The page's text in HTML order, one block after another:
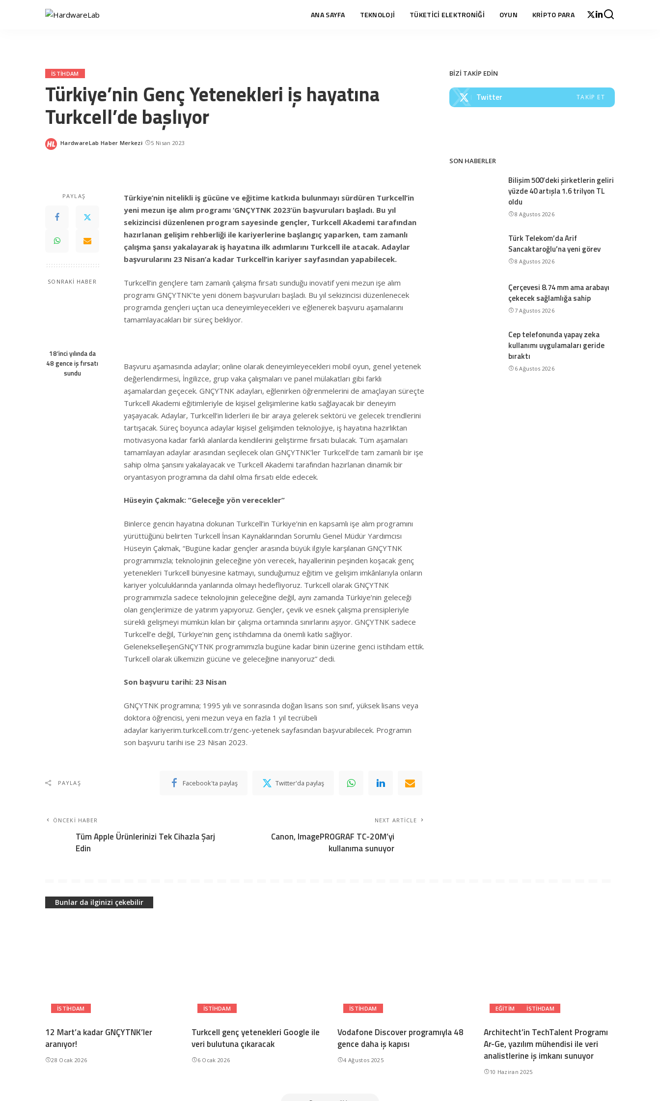
ANA SAYFA TEKNOLOJİ TÜKETİCİ ELEKTRONİĞİ OYUN KRİPTO PARA
ISTIHDAM
Türkiye’nin Genç Yetenekleri iş hayatına
Turkcell’de başlıyor
Posted
HardwareLab Haber Merkezi 5 Nisan 2023
PAYLAŞ
SONRAKİ HABER
18’inci yılında da
48 gence iş fırsatı
sundu
Türkiye’nin nitelikli iş gücüne ve eğitime katkıda bulunmayı sürdüren Turkcell’in
yeni mezun işe alım programı ‘GNÇYTNK 2023’ün başvuruları başladı. Bu yıl
sekizincisi düzenlenen program sayesinde gençler, Turkcell Akademi tarafından
hazırlanan gelişim rehberliği ile kariyerlerine başlangıç yaparken, tam zamanlı
çalışma şansı yakalayarak iş hayatına ilk adımlarını Turkcell ile atacak. Adaylar
başvurularını 23 Nisan’a kadar Turkcell’in kariyer sayfasından yapabilecek.
Turkcell’in gençlere tam zamanlı çalışma fırsatı sunduğu inovatif yeni mezun işe alım
programı GNÇYTNK’te yeni dönem başvuruları başladı. Bu yıl sekizincisi düzenlenecek
programda gençleri uçtan uca deneyimleyecekleri ve eğlenerek başvuru aşamalarını
tamamlayacakları bir süreç bekliyor.
Başvuru aşamasında adaylar; online olarak deneyimleyecekleri mobil oyun, genel yetenek
değerlendirmesi, İngilizce, grup vaka çalışmaları ve panel mülakatları gibi farklı
aşamalardan geçecek. GNÇYTNK adayları, eğlenirken öğrenmelerini de amaçlayan süreçte
Turkcell Akademi eğitimleriyle de kişisel gelişimlerine katkı sağlayacak bir deneyim
yaşayacak. Adaylar, Turkcell’in liderleri ile bir araya gelerek sektörü ve gelecek trendlerini
tartışacak. Süreç boyunca adaylar kişisel gelişimden teknolojiye, iş hayatına hazırlıktan
motivasyona kadar farklı alanlarda kendilerini geliştirme fırsatı bulacak. Tüm aşamaları
tamamlayan adaylar arasından seçilecek olan GNÇYTNK’ler Turkcell’de tam zamanlı bir işe
sahip olma şansını yakalayacak ve Turkcell Akademi tarafından hazırlanan dinamik bir
oryantasyon programına da dahil olma fırsatı elde edecek.
Hüseyin Çakmak: “Geleceğe yön verecekler”
Binlerce gencin hayatına dokunan Turkcell’in Türkiye’nin en kapsamlı işe alım programını
yürüttüğünü belirten Turkcell İnsan Kaynaklarından Sorumlu Genel Müdür Yardımcısı
Hüseyin Çakmak, “Bugüne kadar gençler arasında büyük ilgiyle karşılanan GNÇYTNK
programımızla; teknolojinin geleceğine yön verecek, hayallerinin peşinden koşacak genç
yetenekleri Turkcell bünyesine katmayı, sunduğumuz eğitim ve gelişim imkânlarıyla onların
kariyer yolculuklarında yanlarında olmayı hedefliyoruz. Turkcell olarak GNÇYTNK
programımızla sadece teknolojinin geleceğine değil, aynı zamanda Türkiye’nin geleceği
olan gençlerimize de yatırım yapıyoruz. Gençler, çevik ve esnek çalışma prensipleriyle
sürekli gelişmeyi mümkün kılan bir çalışma ortamında sınırlarını aşıyor. GNÇYTNK sadece
Turkcell’e değil, Türkiye’nin genç istihdamına da önemli katkı sağlıyor.
GelenekselleşenGNÇYTNK programımızla bugüne kadar binin üzerine genci istihdam ettik.
Turkcell olarak ülkemizin gücüne ve geleceğine inanıyoruz” dedi.
Son başvuru tarihi: 23 Nisan
GNÇYTNK programına; 1995 yılı ve sonrasında doğan lisans son sınıf, yüksek lisans veya
doktora öğrencisi, yeni mezun veya en fazla 1 yıl tecrübeli
adaylar kariyerim.turkcell.com.tr/genc-yetenek sayfasından başvurabilecek. Programın
son başvuru tarihi ise 23 Nisan 2023.
PAYLAŞ Facebook'ta paylaş Twitter'da paylaş
ÖNCEKI HABER
Tüm Apple Ürünlerinizi Tek Cihazla Şarj
Edin
NEXT ARTICLE
Canon, ImagePROGRAF TC-20M’yi
kullanıma sunuyor
BİZİ TAKİP EDİN
Twitter TAKIP ET
SON HABERLER
Bilişim 500’deki şirketlerin geliri
yüzde 40 artışla 1.6 trilyon TL
oldu
8 Ağustos 2026
Türk Telekom’da Arif
Sancaktaroğlu’na yeni görev
8 Ağustos 2026
Çerçevesi 8.74 mm ama arabayı
çekecek sağlamlığa sahip
7 Ağustos 2026
Cep telefonunda yapay zeka
kullanımı uygulamaları geride
bıraktı
6 Ağustos 2026
Bunlar da ilginizi çekebilir
ISTIHDAM
12 Mart’a kadar GNÇYTNK’ler
aranıyor!
28 Ocak 2026
ISTIHDAM
Turkcell genç yetenekleri Google ile
veri bulutuna çıkaracak
6 Ocak 2026
ISTIHDAM
Vodafone Discover programıyla 48
gence daha iş kapısı
4 Ağustos 2025
EĞITIM ISTIHDAM
Architecht’in TechTalent Programı
Ar-Ge, yazılım mühendisi ile veri
analistlerine iş imkanı sunuyor
10 Haziran 2025